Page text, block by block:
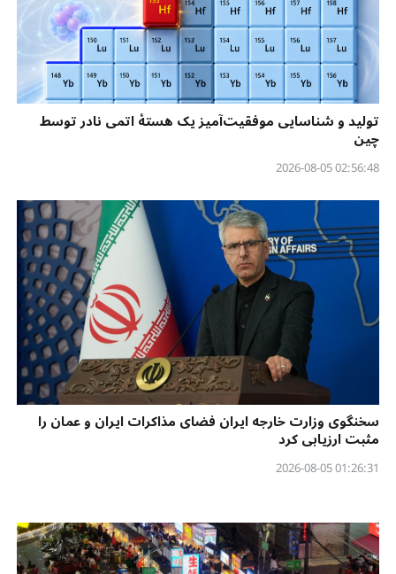
تولید و شناسایی موفقیت‌آمیز یک هستهٔ اتمی نادر توسط
چین
02:56:48 2026-08-05
سخنگوی وزارت خارجه ایران فضای مذاکرات ایران و عمان را
مثبت ارزیابی کرد
01:26:31 2026-08-05